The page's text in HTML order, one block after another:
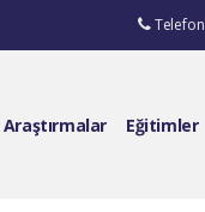
Telefon
Araştırmalar Eğitimler